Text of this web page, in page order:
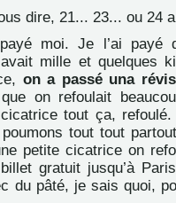
dire, 21... 23... ou 24
moi. Je l’ai
mille et quelques
on a passé una
on refoulait
tout ça, refoulé.
tout tout
petite cicatrice on
gratuit jusqu’à
du pâté, je sais quoi,